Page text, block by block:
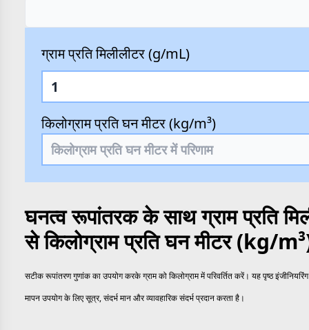
ग्राम प्रति मिलीलीटर (g/mL)
किलोग्राम प्रति घन मीटर (kg/m³)
घनत्व रूपांतरक के साथ ग्राम प्रति
से किलोग्राम प्रति घन मीटर (kg/
सटीक रूपांतरण गुणांक का उपयोग करके ग्राम को किलोग्राम में परिवर्तित करें। यह पृष्ठ
मापन उपयोग के लिए सूत्र, संदर्भ मान और व्यावहारिक संदर्भ प्रदान करता है।